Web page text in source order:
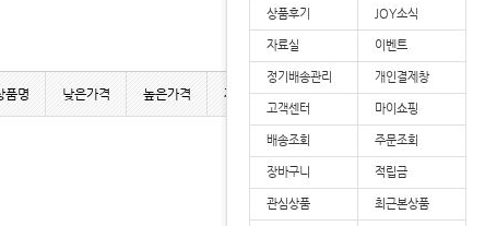
품명 낮은가격 높은가격 제조사 인기상품 사용후기
상품후기 JOY소식
자료실 이벤트
정기배송관리 개인결제창
고객센터 마이쇼핑
배송조회 주문조회
장바구니 적립금
관심상품 최근본상품